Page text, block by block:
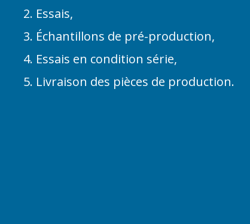
Essais,
Échantillons de pré-production,
Essais en condition série,
Livraison des pièces de production.